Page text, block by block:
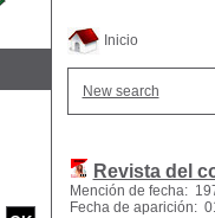
Inicio
New search
Revista del
Mención de fecha:
Fecha de aparición: